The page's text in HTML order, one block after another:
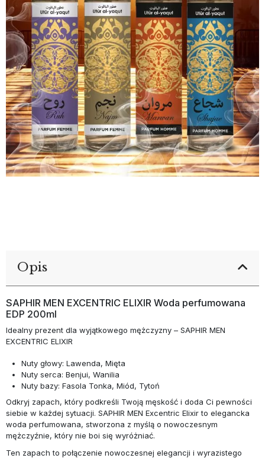
Opis
SAPHIR MEN EXCENTRIC ELIXIR Woda perfumowana
EDP 200ml
Idealny prezent dla wyjątkowego mężczyzny – SAPHIR MEN
EXCENTRIC ELIXIR
Nuty głowy: Lawenda, Mięta
Nuty serca: Benjui, Wanilia
Nuty bazy: Fasola Tonka, Miód, Tytoń
Odkryj zapach, który podkreśli Twoją męskość i doda Ci pewności
siebie w każdej sytuacji. SAPHIR MEN Excentric Elixir to elegancka
woda perfumowana, stworzona z myślą o nowoczesnym
mężczyźnie, który nie boi się wyróżniać.
Ten zapach to połączenie nowoczesnej elegancji i wyrazistego